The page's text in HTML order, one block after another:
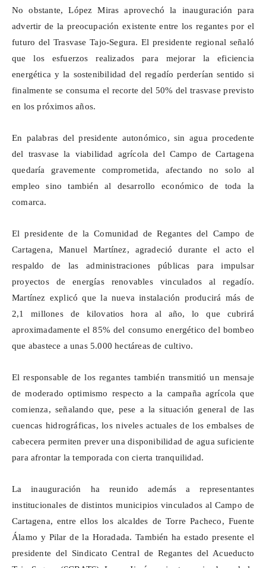
No obstante, López Miras aprovechó la inauguración para
advertir de la preocupación existente entre los regantes por el
futuro del Trasvase Tajo-Segura. El presidente regional señaló
que los esfuerzos realizados para mejorar la eficiencia
energética y la sostenibilidad del regadío perderían sentido si
finalmente se consuma el recorte del 50% del trasvase previsto
en los próximos años.
En palabras del presidente autonómico, sin agua procedente
del trasvase la viabilidad agrícola del Campo de Cartagena
quedaría gravemente comprometida, afectando no solo al
empleo sino también al desarrollo económico de toda la
comarca.
El presidente de la Comunidad de Regantes del Campo de
Cartagena, Manuel Martínez, agradeció durante el acto el
respaldo de las administraciones públicas para impulsar
proyectos de energías renovables vinculados al regadío.
Martínez explicó que la nueva instalación producirá más de
2,1 millones de kilovatios hora al año, lo que cubrirá
aproximadamente el 85% del consumo energético del bombeo
que abastece a unas 5.000 hectáreas de cultivo.
El responsable de los regantes también transmitió un mensaje
de moderado optimismo respecto a la campaña agrícola que
comienza, señalando que, pese a la situación general de las
cuencas hidrográficas, los niveles actuales de los embalses de
cabecera permiten prever una disponibilidad de agua suficiente
para afrontar la temporada con cierta tranquilidad.
La inauguración ha reunido además a representantes
institucionales de distintos municipios vinculados al Campo de
Cartagena, entre ellos los alcaldes de Torre Pacheco, Fuente
Álamo y Pilar de la Horadada. También ha estado presente el
presidente del Sindicato Central de Regantes del Acueducto